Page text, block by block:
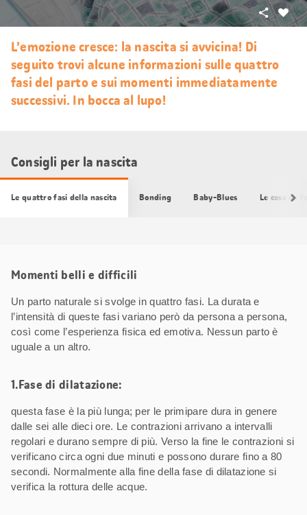
Mi
Condividi
L’emozione cresce: la nascita si avvicina! Di
seguito trovi alcune informazioni sulle quattro
fasi del parto e sui momenti immediatamente
successivi. In bocca al lupo!
Consigli per la nascita
Le quattro fasi della nascita Bonding Baby-Blues Le cose da
Momenti belli e difficili
Un parto naturale si svolge in quattro fasi. La durata e
l’intensità di queste fasi variano però da persona a persona,
così come l’esperienza fisica ed emotiva. Nessun parto è
uguale a un altro.
1.Fase di dilatazione:
questa fase è la più lunga; per le primipare dura in genere
dalle sei alle dieci ore. Le contrazioni arrivano a intervalli
regolari e durano sempre di più. Verso la fine le contrazioni si
verificano circa ogni due minuti e possono durare fino a 80
secondi. Normalmente alla fine della fase di dilatazione si
verifica la rottura delle acque.